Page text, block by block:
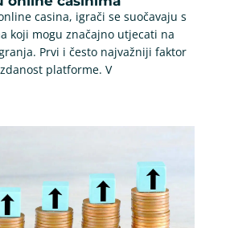
casina, igrači se suočavaju s
koji mogu značajno utjecati na
Prvi i često najvažniji faktor
platforme. V